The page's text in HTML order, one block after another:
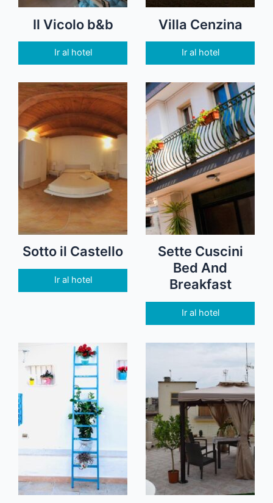
Il Vicolo b&b
Ir al hotel
Villa Cenzina
Ir al hotel
Sotto il Castello
Ir al hotel
Sette Cuscini
Bed And
Breakfast
Ir al hotel